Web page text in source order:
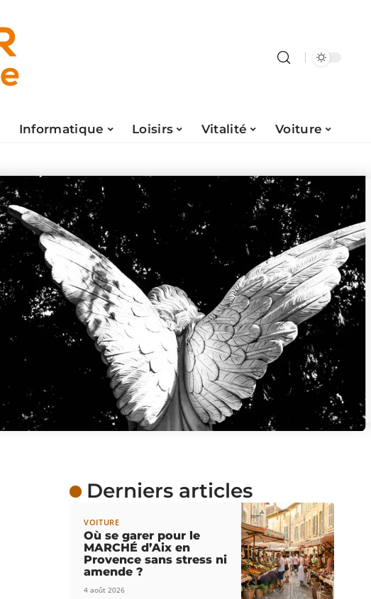
Informatique Loisirs Vitalité Voiture
Derniers articles
VOITURE
Où se garer pour le
MARCHÉ d’Aix en
Provence sans stress ni
amende ?
4 août 2026